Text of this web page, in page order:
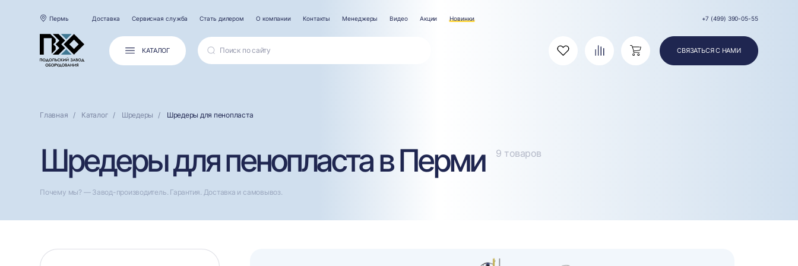
Пермь Доставка Сервисная служба Стать дилером О компании Контакты Менеджеры Видео Акции Новинки +7 (499) 390-05-55
КАТАЛОГ Избранное СравнениеКорзина СВЯЗАТЬСЯ С НАМИ
Главная Каталог Шредеры Шредеры для пенопласта
Шредеры для пенопласта в Перми 9 товаров
Почему мы? — Завод-производитель. Гарантия. Доставка и самовывоз.